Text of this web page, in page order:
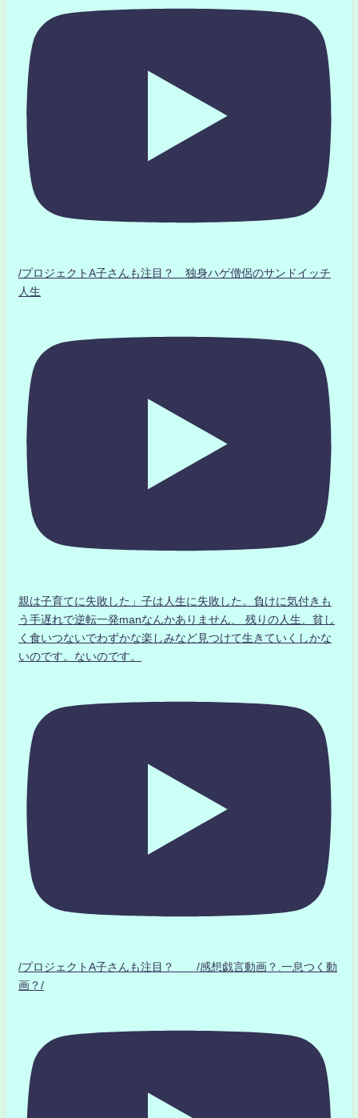
/プロジェクトA子さんも注目？ 独身ハゲ僧侶のサンドイッチ
人生
親は子育てに失敗した」子は人生に失敗した。負けに気付きも
う手遅れで逆転一発manなんかありません、 残りの人生、貧し
く食いつないでわずかな楽しみなど見つけて生きていくしかな
いのです。ないのです。
/プロジェクトA子さんも注目？ /感想戯言動画？.一息つく動
画？/